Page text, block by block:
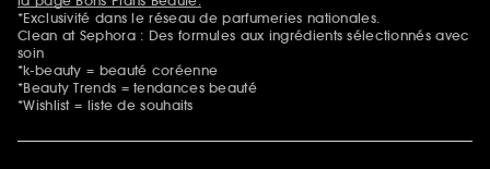
*Exclusivité dans le réseau de parfumeries nationales.
Clean at Sephora : Des formules aux ingrédients sélectionnés avec
soin
*k-beauty = beauté coréenne
*Beauty Trends = tendances beauté
*Wishlist = liste de souhaits